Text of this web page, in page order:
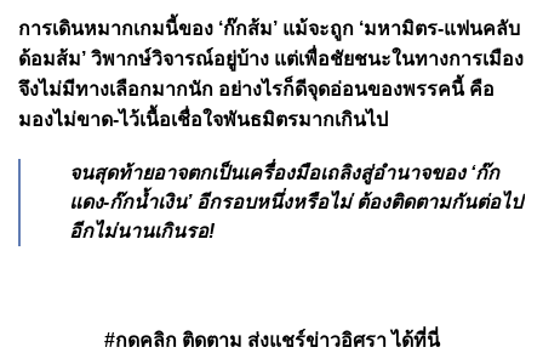
การเดินหมากเกมนี้ของ ‘ก๊กส้ม’ แม้จะถูก ‘มหามิตร-แฟนคลับ
ด้อมส้ม’ วิพากษ์วิจารณ์อยู่บ้าง แต่เพื่อชัยชนะในทางการเมือง
จึงไม่มีทางเลือกมากนัก อย่างไรก็ดีจุดอ่อนของพรรคนี้ คือ
มองไม่ขาด-ไว้เนื้อเชื่อใจพันธมิตรมากเกินไป
จนสุดท้ายอาจตกเป็นเครื่องมือเถลิงสู่อำนาจของ ‘ก๊ก
แดง-ก๊กน้ำเงิน’ อีกรอบหนึ่งหรือไม่ ต้องติดตามกันต่อไป
อีกไม่นานเกินรอ!
#กดคลิก ติดตาม ส่งแชร์ข่าวอิศรา ได้ที่นี่